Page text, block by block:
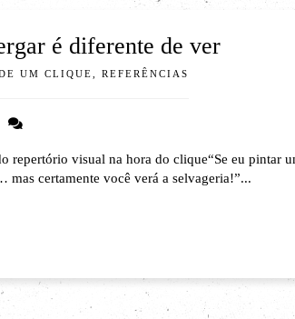
é diferente de ver
UM CLIQUE, REFERÊNCIAS
repertório visual na hora do clique“Se eu pintar
mas certamente você verá a selvageria!”...